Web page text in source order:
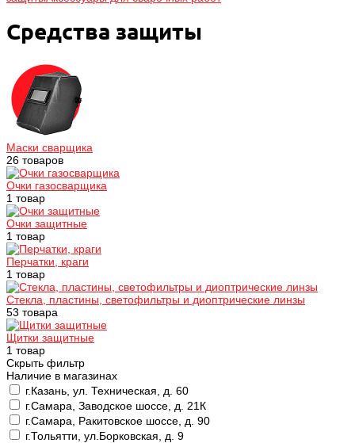
Средства защиты
Маски сварщика
26 товаров
Очки газосварщика
1 товар
Очки защитные
1 товар
Перчатки, краги
1 товар
Стекла, пластины, светофильтры и диоптрические линзы
53 товара
Щитки защитные
1 товар
Скрыть фильтр
Наличие в магазинах
г.Казань, ул. Техническая, д. 60
г.Самара, Заводское шоссе, д. 21К
г.Самара, Ракитовское шоссе, д. 90
г.Тольятти, ул.Борковская, д. 9